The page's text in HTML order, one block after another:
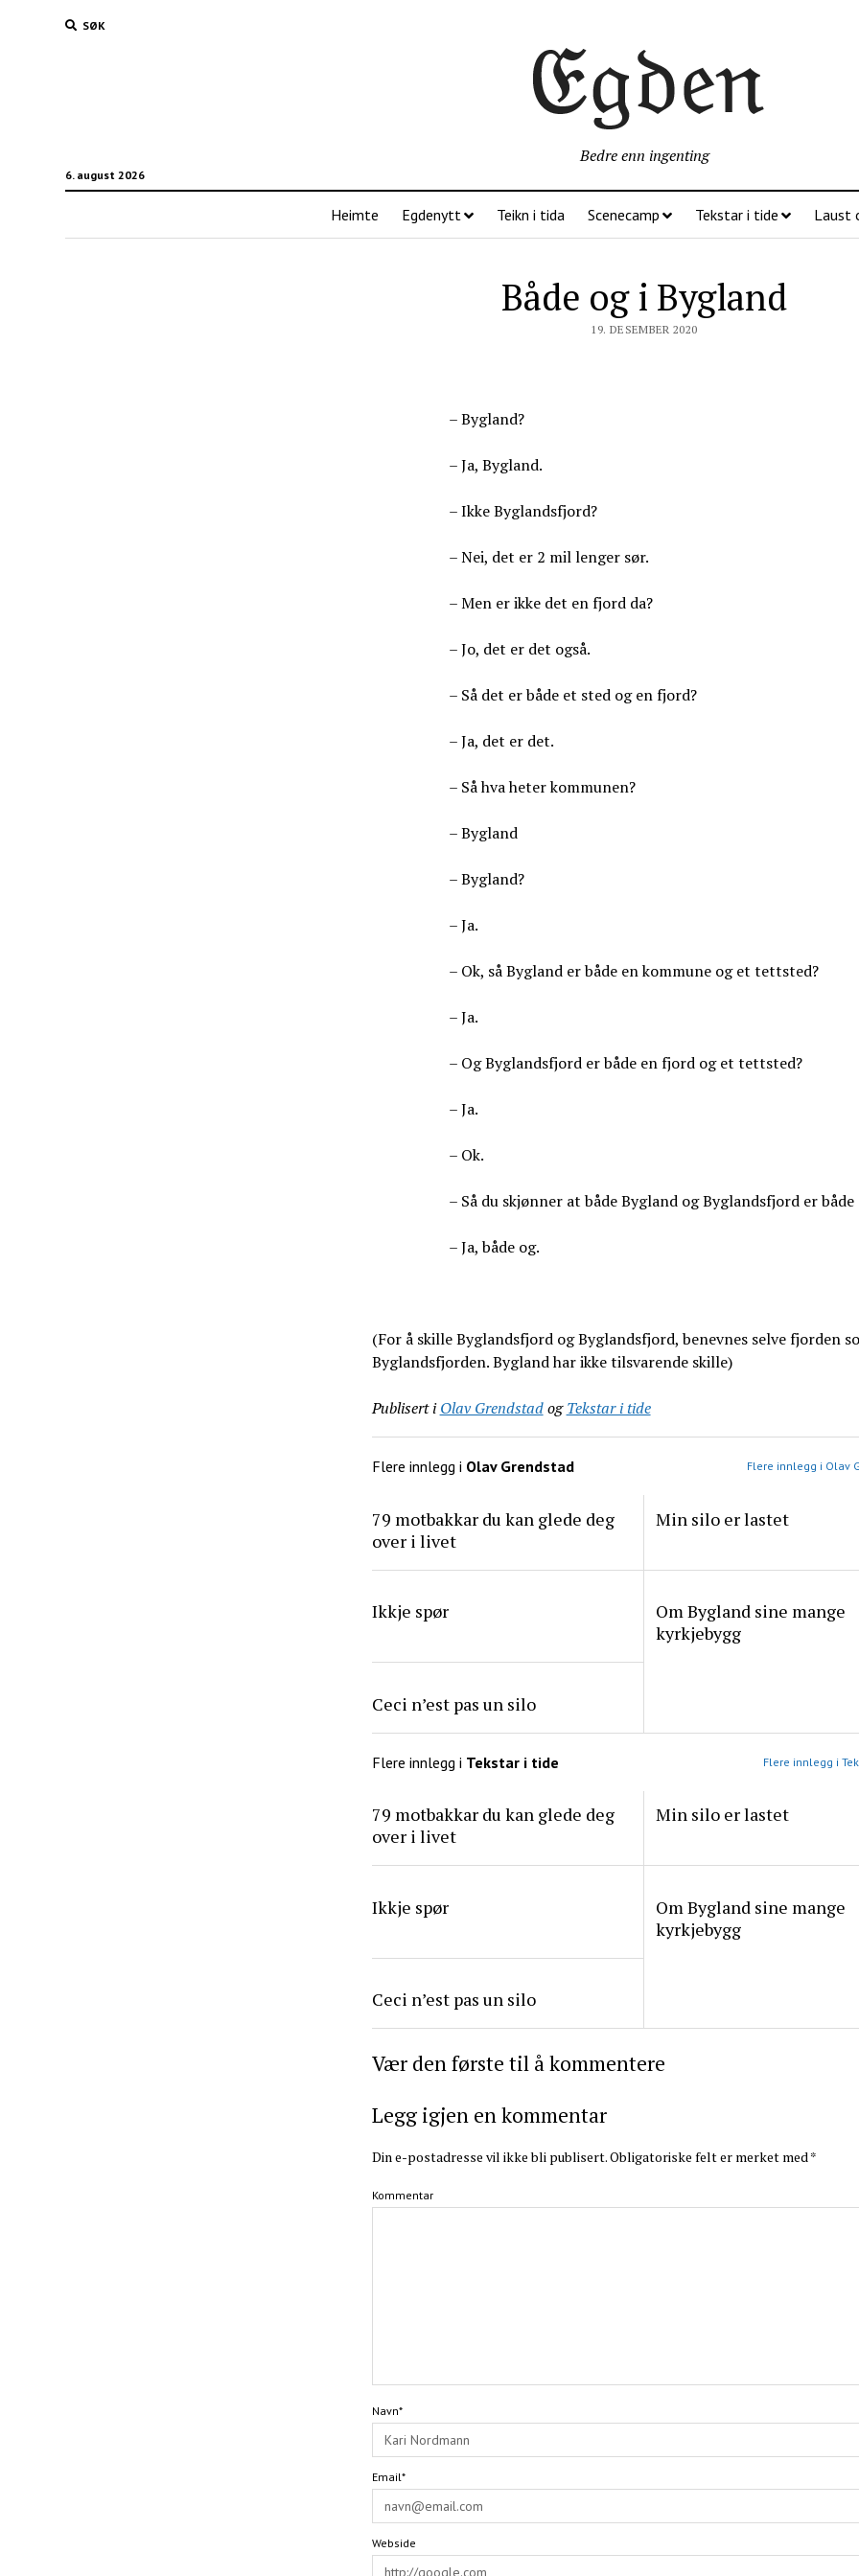
SØK
6. august 2026
Bedre enn ingenting
Heimte Egdenytt Teikn i tida Scenecamp Tekstar i tide Laust
Både og i Bygland
19. DESEMBER 2020
– Bygland?
– Ja, Bygland.
– Ikke Byglandsfjord?
– Nei, det er 2 mil lenger sør.
– Men er ikke det en fjord da?
– Jo, det er det også.
– Så det er både et sted og en fjord?
– Ja, det er det.
– Så hva heter kommunen?
– Bygland
– Bygland?
– Ja.
– Ok, så Bygland er både en kommune og et tettsted?
– Ja.
– Og Byglandsfjord er både en fjord og et tettsted?
– Ja.
– Ok.
– Så du skjønner at både Bygland og Byglandsfjord er både
– Ja, både og.
(For å skille Byglandsfjord og Byglandsfjord, benevnes selve fjorden
Byglandsfjorden. Bygland har ikke tilsvarende skille)
Publisert i Olav GrendstadogTekstar i tide
Flere innlegg i Olav Grendstad Flere innlegg i Olav
79 motbakkar du kan glede deg
over i livet
Min silo er lastet
Ikkje spør
Om Bygland sine mange
kyrkjebygg
Ceci n’est pas un silo
Flere innlegg i Tekstar i tide Flere innlegg i
79 motbakkar du kan glede deg
over i livet
Min silo er lastet
Ikkje spør
Om Bygland sine mange
kyrkjebygg
Ceci n’est pas un silo
Vær den første til å kommentere
Legg igjen en kommentar
Din e-postadresse vil ikke bli publisert.Obligatoriske felt er merket med*
Kommentar
Navn*
Email*
Webside